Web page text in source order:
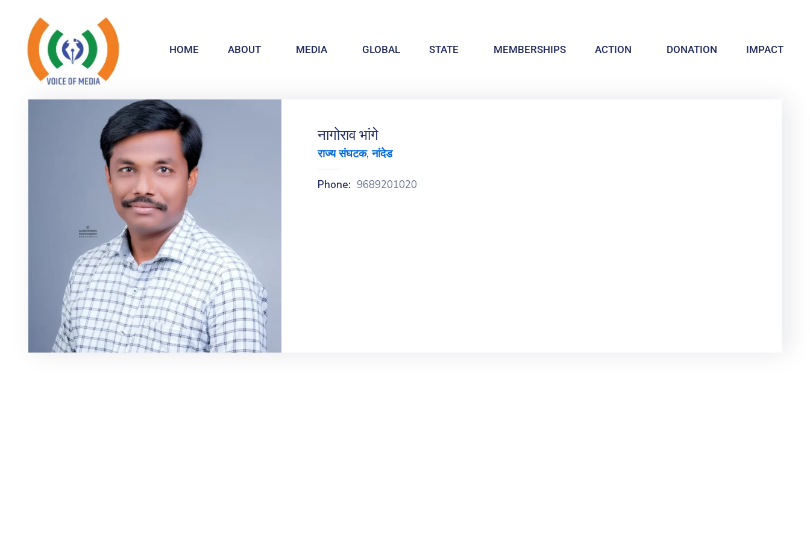
HOME ABOUT MEDIA GLOBAL STATE MEMBERSHIPS ACTION DONATION IMPACT
नागोराव भांगे
राज्य संघटक, नांदेड
Phone: 9689201020